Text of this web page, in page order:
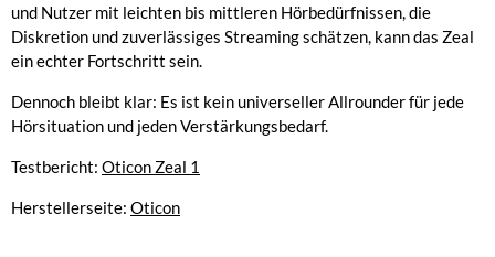
und Nutzer mit leichten bis mittleren Hörbedürfnissen, die
Diskretion und zuverlässiges Streaming schätzen, kann das Zeal
ein echter Fortschritt sein.
Dennoch bleibt klar: Es ist kein universeller Allrounder für jede
Hörsituation und jeden Verstärkungsbedarf.
Testbericht: Oticon Zeal 1
Herstellerseite: Oticon